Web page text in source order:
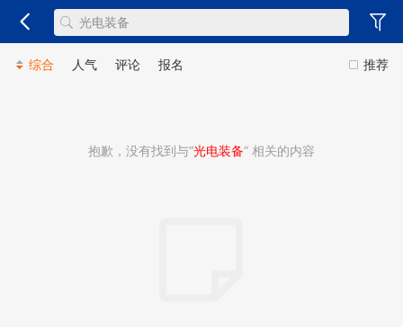
推荐
综合 人气 评论 报名
抱歉，没有找到与“光电装备” 相关的内容